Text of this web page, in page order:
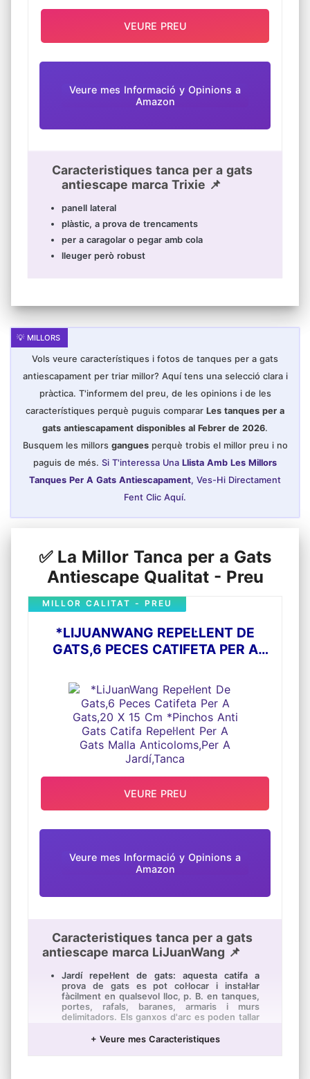
Veure mes Informació y Opinions a
Amazon
Caracteristiques tanca per a gats
antiescape marca Trixie 📌
panell lateral
plàstic, a prova de trencaments
per a caragolar o pegar amb cola
lleuger però robust
VEURE PREU
Vols veure característiques i fotos de tanques per a gats
antiescapament per triar millor? Aquí tens una selecció clara i
pràctica. T'informem del preu, de les opinions i de les
característiques perquè puguis comparar Les tanques per a
gats antiescapament disponibles al Febrer de 2026.
Busquem les millors ganguesperquè trobis el millor preu i no
paguis de més. Si T'interessa Una Llista Amb Les Millors
Tanques Per A Gats Antiescapament, Ves-Hi Directament
Fent Clic Aquí.
✅ La Millor Tanca per a Gats
Antiescape Qualitat - Preu
*LIJUANWANG REPEL·LENT DE
GATS,6 PECES CATIFETA PER A
GATS CATIFA REPEL·LENT PER A
GATS MALLA ANTICOLOMS,PER A
JARDÍ,TANCA
MILLOR CALITAT - PREU
Veure mes Informació y Opinions a
Amazon
Caracteristiques tanca per a gats
antiescape marca LiJuanWang 📌
Jardí repel·lent de gats: aquesta catifa a
prova de gats es pot col·locar i instal·lar
fàcilment en qualsevol lloc, p. B. en tanques,
portes, rafals, baranes, armaris i murs
delimitadors. Els ganxos d'arc es poden tallar
Cort lliure: hi ha un anell de connexió en les
VEURE PREU
+ Veure mes Caracteristiques